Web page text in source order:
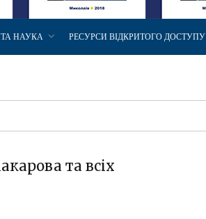
НАУКА РЕСУРСИ ВІДКРИТОГО ДОСТУПУ
та всіх